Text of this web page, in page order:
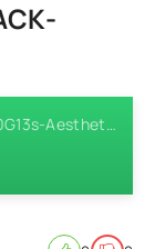
Nombre del fichero: B00G13s-Aesthetic-Graphic-Pack-MCPE-1.20.zip